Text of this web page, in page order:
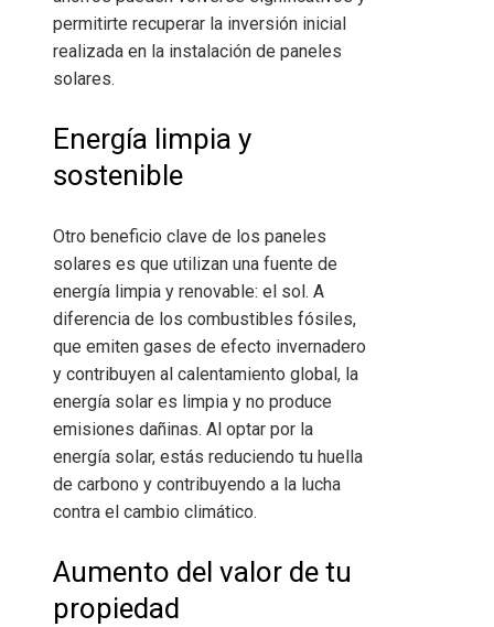
permitirte recuperar la inversión inicial
realizada en la instalación de paneles
solares.
Energía limpia y
sostenible
Otro beneficio clave de los paneles
solares es que utilizan una fuente de
energía limpia y renovable: el sol. A
diferencia de los combustibles fósiles,
que emiten gases de efecto invernadero
y contribuyen al calentamiento global, la
energía solar es limpia y no produce
emisiones dañinas. Al optar por la
energía solar, estás reduciendo tu huella
de carbono y contribuyendo a la lucha
contra el cambio climático.
Aumento del valor de tu
propiedad